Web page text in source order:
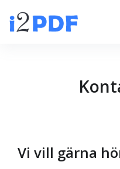
Vi vill gärna